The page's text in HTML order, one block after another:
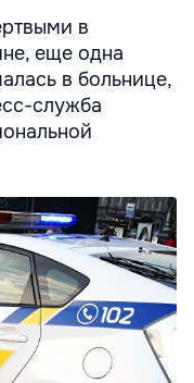
в
еще одна
в больнице,
служба